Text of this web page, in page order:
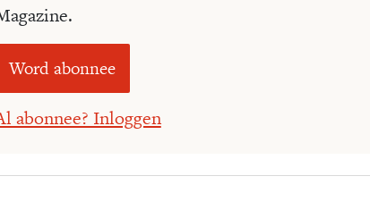
Word abonnee
abonnee? Inloggen